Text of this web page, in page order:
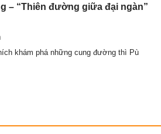
– “Thiên đường giữa đại ngàn”
khám phá những cung đường thì Pù